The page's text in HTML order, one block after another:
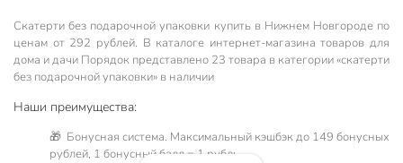
Скатерти без подарочной упаковки купить в Нижнем Новгороде по
ценам от 292 рублей. В каталоге интернет-магазина товаров для
дома и дачи Порядок представлено 23 товара в категории «скатерти
без подарочной упаковки» в наличии
Наши преимущества:
🎁 Бонусная система. Максимальный кэшбэк до 149 бонусных
рублей, 1 бонусный балл = 1 рубль.